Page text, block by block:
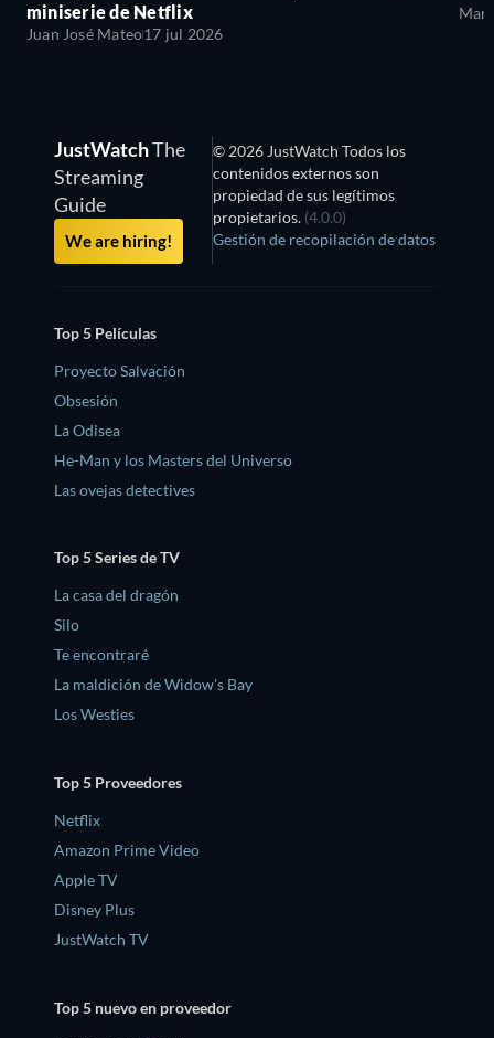
miniserie de Netflix
Juan José Mateo17 jul 2026
JustWatchThe
Streaming
Guide
We are hiring!
© 2026 JustWatch Todos los
contenidos externos son
propiedad de sus legítimos
propietarios. (4.0.0)
Gestión de recopilación de datos
Top 5 Películas
Proyecto Salvación
Obsesión
La Odisea
He-Man y los Masters del Universo
Las ovejas detectives
Top 5 Series de TV
La casa del dragón
Silo
Te encontraré
La maldición de Widow's Bay
Los Westies
Top 5 Proveedores
Netflix
Amazon Prime Video
Apple TV
Disney Plus
JustWatch TV
Top 5 nuevo en proveedor